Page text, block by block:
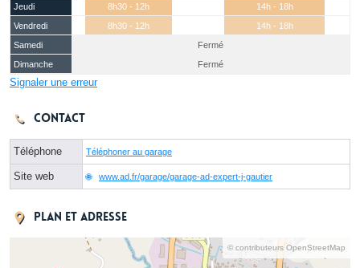
Jeudi
8h30 - 12h
14h - 18h
Vendredi
8h30 - 12h
14h - 18h
Samedi
Fermé
Dimanche
Fermé
Signaler une erreur
Contact
Téléphone Téléphoner au garage
Site web www.ad.fr/garage/garage-ad-expert-j-gautier
Plan et adresse
© contributeurs OpenStreetMap